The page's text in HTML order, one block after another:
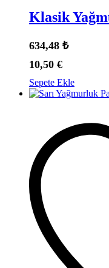
Klasik
634,48 ₺
10,50 €
Sepete Ekle